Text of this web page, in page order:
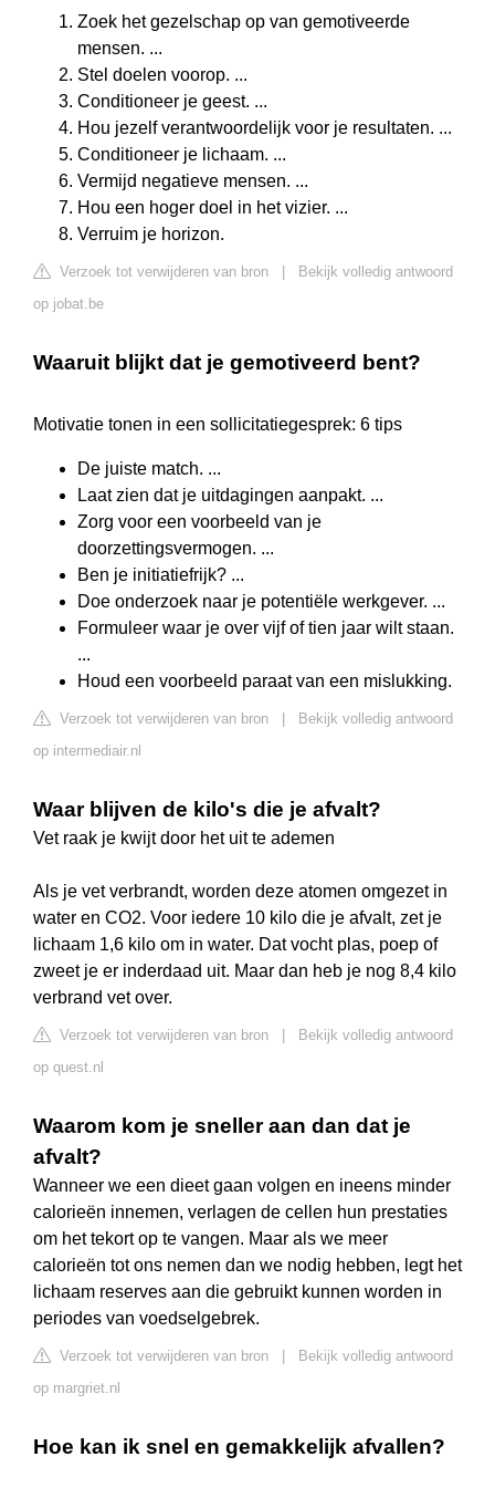
Zoek het gezelschap op van gemotiveerde
mensen. ...
Stel doelen voorop. ...
Conditioneer je geest. ...
Hou jezelf verantwoordelijk voor je resultaten. ...
Conditioneer je lichaam. ...
Vermijd negatieve mensen. ...
Hou een hoger doel in het vizier. ...
Verruim je horizon.
Verzoek tot verwijderen van bron
Bekijk volledig antwoord
op jobat.be
Waaruit blijkt dat je gemotiveerd bent?
Motivatie tonen in een sollicitatiegesprek: 6 tips
De juiste match. ...
Laat zien dat je uitdagingen aanpakt. ...
Zorg voor een voorbeeld van je
doorzettingsvermogen. ...
Ben je initiatiefrijk? ...
Doe onderzoek naar je potentiële werkgever. ...
Formuleer waar je over vijf of tien jaar wilt staan.
...
Houd een voorbeeld paraat van een mislukking.
Verzoek tot verwijderen van bron
Bekijk volledig antwoord
op intermediair.nl
Waar blijven de kilo's die je afvalt?
Vet raak je kwijt door het uit te ademen
Als je vet verbrandt, worden deze atomen omgezet in
water en CO2. Voor iedere 10 kilo die je afvalt, zet je
lichaam 1,6 kilo om in water. Dat vocht plas, poep of
zweet je er inderdaad uit. Maar dan heb je nog 8,4 kilo
verbrand vet over.
Verzoek tot verwijderen van bron
Bekijk volledig antwoord
op quest.nl
Waarom kom je sneller aan dan dat je
afvalt?
Wanneer we een dieet gaan volgen en ineens minder
calorieën innemen, verlagen de cellen hun prestaties
om het tekort op te vangen. Maar als we meer
calorieën tot ons nemen dan we nodig hebben, legt het
lichaam reserves aan die gebruikt kunnen worden in
periodes van voedselgebrek.
Verzoek tot verwijderen van bron
Bekijk volledig antwoord
op margriet.nl
Hoe kan ik snel en gemakkelijk afvallen?